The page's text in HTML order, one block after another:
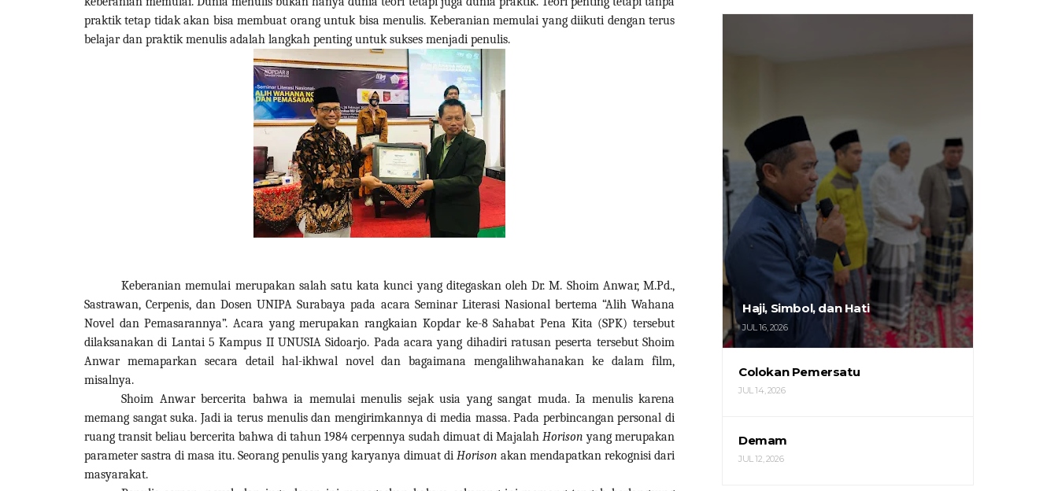
praktik tetap tidak akan bisa membuat orang untuk bisa menulis. Keberanian memulai yang diikuti dengan terus
belajar dan praktik menulis adalah langkah penting untuk sukses menjadi penulis.
Keberanian memulai merupakan salah satu kata kunci yang ditegaskan oleh Dr. M. Shoim Anwar, M.Pd.,
Sastrawan, Cerpenis, dan Dosen UNIPA Surabaya pada acara Seminar Literasi Nasional bertema “Alih Wahana
Novel dan Pemasarannya”. Acara yang merupakan rangkaian Kopdar ke-8 Sahabat Pena Kita (SPK) tersebut
dilaksanakan di Lantai 5 Kampus II UNUSIA Sidoarjo. Pada acara yang dihadiri ratusan peserta tersebut Shoim
Anwar memaparkan secara detail hal-ikhwal novel dan bagaimana mengalihwahanakan ke dalam film,
misalnya.
Shoim Anwar bercerita bahwa ia memulai menulis sejak usia yang sangat muda. Ia menulis karena
memang sangat suka. Jadi ia terus menulis dan mengirimkannya di media massa. Pada perbincangan personal di
ruang transit beliau bercerita bahwa di tahun 1984 cerpennya sudah dimuat di Majalah Horisonyang merupakan
parameter sastra di masa itu. Seorang penulis yang karyanya dimuat di Horison akan mendapatkan rekognisi dari
masyarakat.
Haji, Simbol, dan Hati
JUL 16, 2026
Colokan Pemersatu
JUL 14, 2026
Demam
JUL 12, 2026